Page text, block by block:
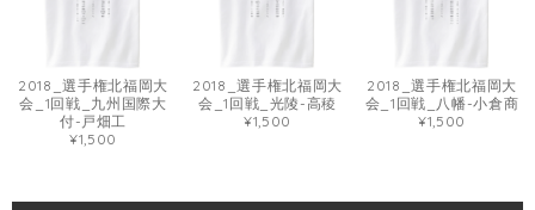
2018_選手権北福岡大
会_1回戦_九州国際大
付-戸畑工
¥1,500
2018_選手権北福岡大
会_1回戦_光陵-高稜
¥1,500
2018_選手権北福岡大
会_1回戦_八幡-小倉商
¥1,500